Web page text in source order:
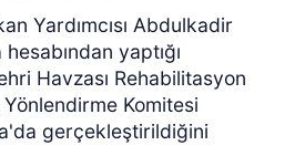
Yardımcısı Abdulkadir
yaptığı
Havzası Rehabilitasyon
Yönlendirme Komitesi
gerçekleştirildiğini